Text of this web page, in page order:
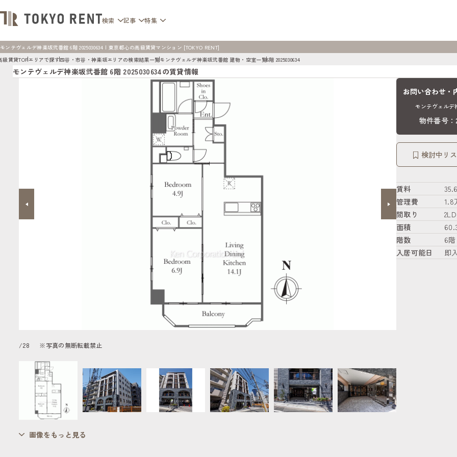
検索 記事 特集
モンテヴェルデ神楽坂弐番館 6階 2025030634 | 東京都心の高級賃貸マンション [TOKYO RENT]
級賃貸TOPエリアで探す四谷・市谷・神楽坂エリアの検索結果一覧モンテヴェルデ神楽坂弐番館 建物・空室一覧6階 2025030634
モンテヴェルデ神楽坂弐番館 6階 2025030634の賃貸情報
/28 ※写真の無断転載禁止
画像をもっと見る
お問い合わせ・
モンテヴェルデ
物件番号
検討中リ
賃料
管理費
1.8
間取り
面積
階数
6階
入居可能日
即